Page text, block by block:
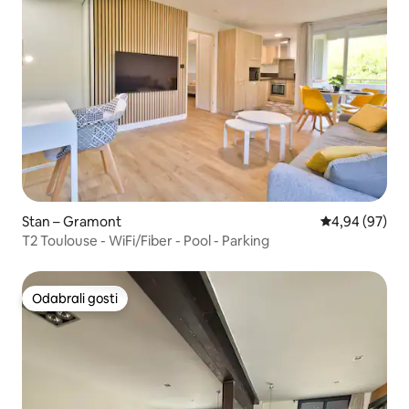
Stan – Gramont Prosječna
4,94 (97)
T2 Toulouse - WiFi/Fiber - Pool - Parking
Odabrali gosti
Odabrali gosti